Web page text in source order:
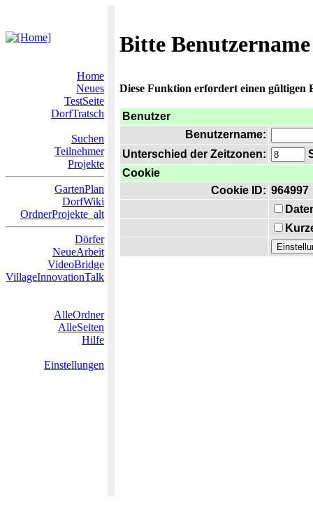
Bitte
Home
Neues
TestSeite
DorfTratsch
Suchen
Teilnehmer
Projekte
GartenPlan
DorfWiki
OrdnerProjekte_alt
Dörfer
NeueArbeit
VideoBridge
VillageInnovationTalk
AlleOrdner
AlleSeiten
Hilfe
Einstellungen
Diese Funktion erfordert einen gültigen
Benutzer
Benutzername:
Unterschied der Zeitzonen:
Cookie
Cookie ID: 964997